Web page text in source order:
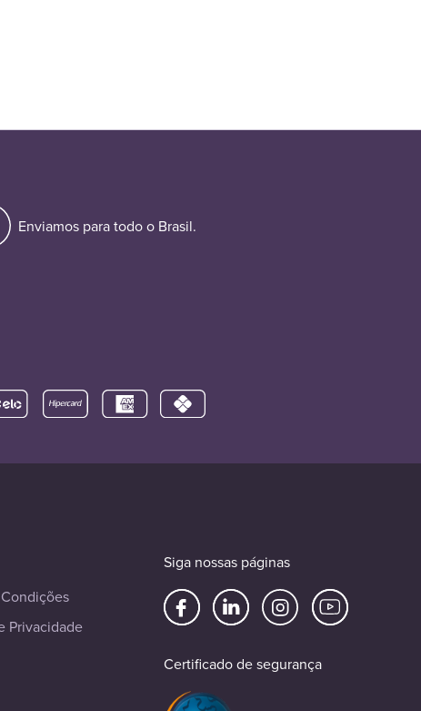
Enviamos para todo o Brasil.
Privacidade
Siga nossas páginas
Certificado de segurança